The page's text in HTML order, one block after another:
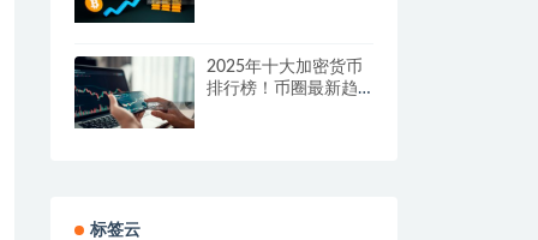
2025年十大加密货币
排行榜！币圈最新趋
标签云